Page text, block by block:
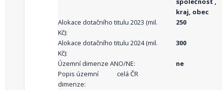
kraj, obec
Alokace dotačního titulu 2023 (mil.
Kč):
250
Alokace dotačního titulu 2024 (mil.
Kč):
300
Územní dimenze ANO/NE:
ne
Popis územní
dimenze:
celá ČR